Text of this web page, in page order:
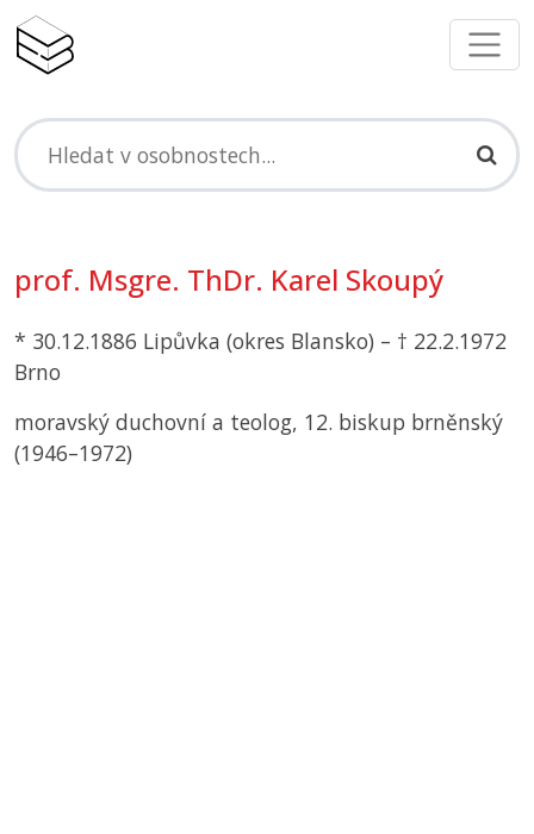
prof. Msgre. ThDr. Karel Skoupý
* 30.12.1886 Lipůvka (okres Blansko) – † 22.2.1972
Brno
moravský duchovní a teolog, 12. biskup brněnský
(1946–1972)